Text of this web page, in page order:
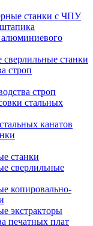
станки с ЧПУ
станки
строп
строп
стальных
канатов
станки
сверлильные
копировально-
экстракторы
печатных плат